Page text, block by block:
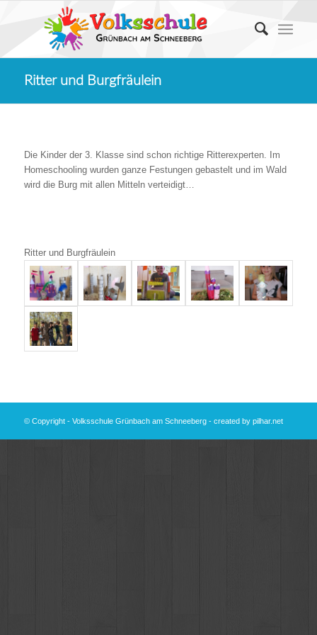
Ritter und Burgfräulein
Die Kinder der 3. Klasse sind schon richtige Ritterexperten. Im
Homeschooling wurden ganze Festungen gebastelt und im Wald
wird die Burg mit allen Mitteln verteidigt…
Ritter und Burgfräulein
© Copyright - Volksschule Grünbach am Schneeberg - created by pilhar.net